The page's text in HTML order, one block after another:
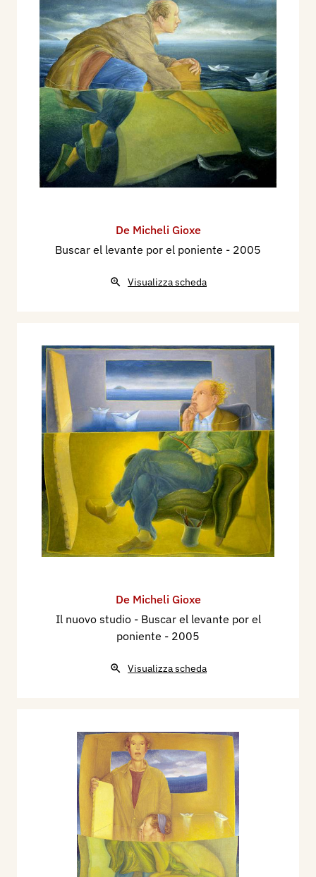
De Micheli Gioxe
Buscar el levante por el poniente - 2005
Visualizza scheda
De Micheli Gioxe
Il nuovo studio - Buscar el levante por el
poniente - 2005
Visualizza scheda